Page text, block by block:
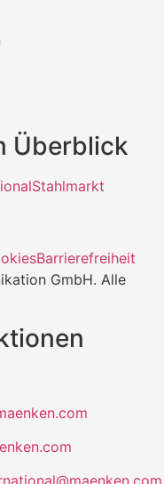
Überblick
Stahlmarkt
Barrierefreiheit
GmbH. Alle